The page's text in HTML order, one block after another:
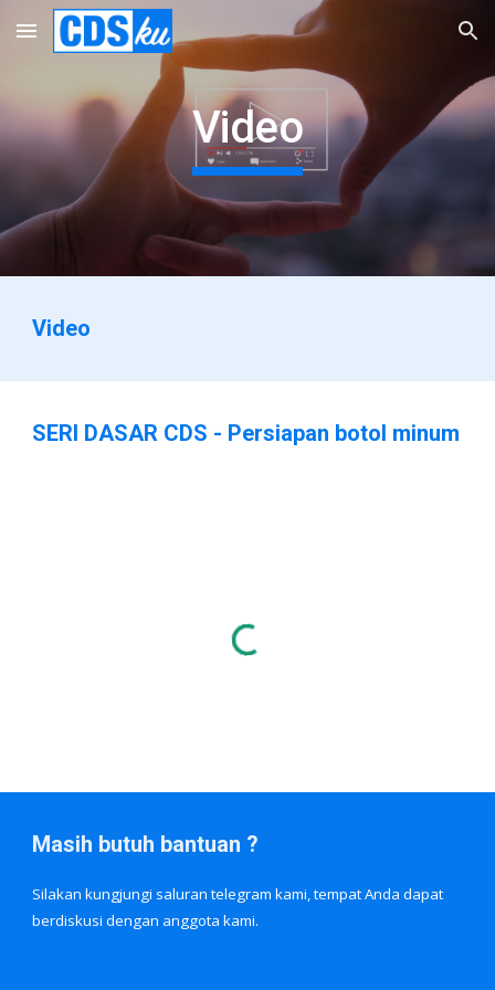
Skip to main content Skip to navigation
Video
Video
SERI DASAR CDS - Persiapan botol minum
Masih butuh bantuan ?
Silakan kungjungi saluran telegram kami, tempat Anda dapat
berdiskusi dengan anggota kami.